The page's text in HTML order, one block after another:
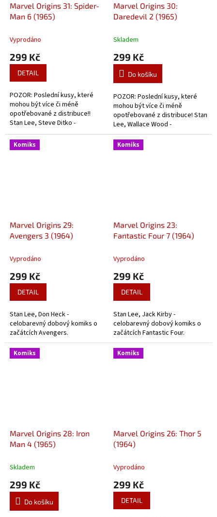
Marvel Origins 31: Spider-
Man 6 (1965)
Vyprodáno
299 Kč
DETAIL
POZOR: Poslední kusy, které
mohou být více či méně
opotřebované z distribuce!!
Stan Lee, Steve Ditko -
celobarevný dobový komiks ze
začátků Pavoučího muže.
Marvel Origins 30:
Daredevil 2 (1965)
Skladem
299 Kč
Do košíku
POZOR: Poslední kusy, které
mohou být více či méně
opotřebované z distribuce! Stan
Lee, Wallace Wood -
celobarevný dobový komiks z
historie Daredevila.
Komiks
Marvel Origins 29:
Avengers 3 (1964)
Vyprodáno
299 Kč
DETAIL
Stan Lee, Don Heck -
celobarevný dobový komiks o
začátcích Avengers.
Komiks
Marvel Origins 23:
Fantastic Four 7 (1964)
Vyprodáno
299 Kč
DETAIL
Stan Lee, Jack Kirby -
celobarevný dobový komiks o
začátcích Fantastic Four.
Komiks
Marvel Origins 28: Iron
Man 4 (1965)
Skladem
299 Kč
Do košíku
Komiks
Marvel Origins 26: Thor 5
(1964)
Vyprodáno
299 Kč
DETAIL